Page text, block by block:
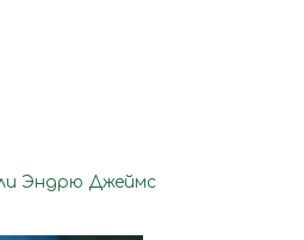
Эндрю Джеймс